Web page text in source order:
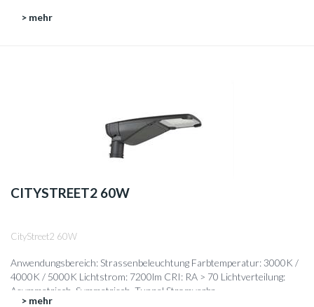
> mehr
CITYSTREET2 60W
CityStreet2 60W
Anwendungsbereich: Strassenbeleuchtung Farbtemperatur: 3000K /
4000K / 5000K Lichtstrom: 7200lm CRI: RA > 70 Lichtverteilung:
Asymmetrisch, Symmetrisch, Tunnel Stromverbr...
> mehr